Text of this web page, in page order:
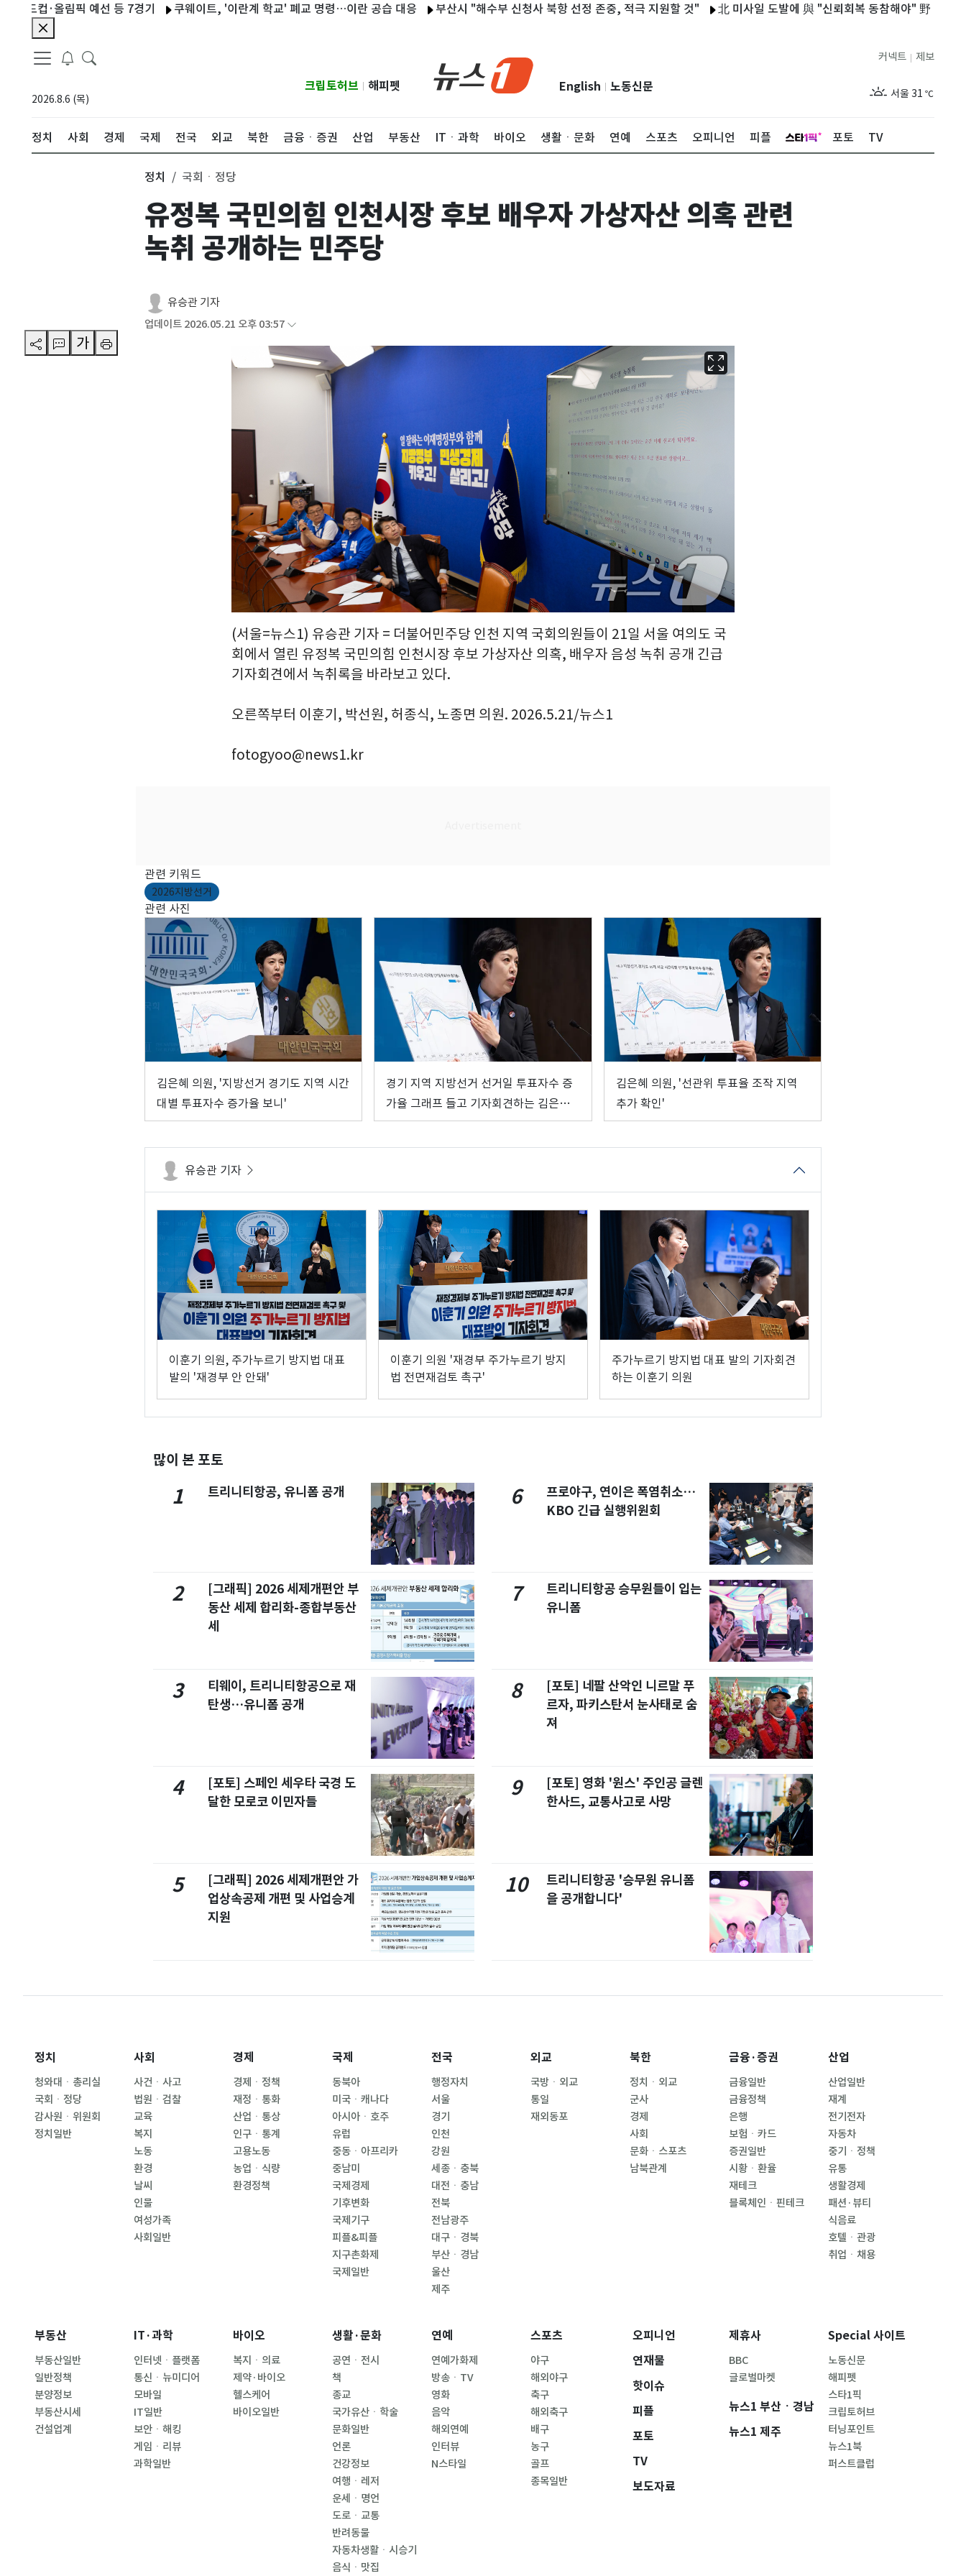
올림픽 예선 등 7경기 쿠웨이트, '이란계 학교' 폐교 명령…이란 공습 대응 부산시 "해수부 신청사 북항 선정 존중, 적극 지원할 것" 北 미사일 도발에 與 "신뢰회복 동참해야" 野 "정부 굴종태
2026.8.6 (목)
크립토허브 해피펫 English 노동신문
제보
커넥트
서울 31 ℃
정치 사회 경제 국제 전국 외교 북한 금융ㆍ증권 산업 부동산 ITㆍ과학 바이오 생활ㆍ문화 연예 스포츠 오피니언 피플 포토 TV
가
정치 국회ㆍ정당
유정복 국민의힘 인천시장 후보 배우자 가상자산 의혹 관련
녹취 공개하는 민주당
유승관 기자
업데이트 2026.05.21 오후 03:57
(서울=뉴스1) 유승관 기자 = 더불어민주당 인천 지역 국회의원들이 21일 서울 여의도 국
회에서 열린 유정복 국민의힘 인천시장 후보 가상자산 의혹, 배우자 음성 녹취 공개 긴급
기자회견에서 녹취록을 바라보고 있다.
오른쪽부터 이훈기, 박선원, 허종식, 노종면 의원. 2026.5.21/뉴스1
fotogyoo@news1.kr
관련 키워드
2026지방선거
관련 사진
김은혜 의원, '지방선거 경기도 지역 시간
대별 투표자수 증가율 보니'
경기 지역 지방선거 선거일 투표자수 증
가율 그래프 들고 기자회견하는 김은혜
의원
김은혜 의원, '선관위 투표율 조작 지역
추가 확인'
유승관 기자
이훈기 의원, 주가누르기 방지법 대표
발의 '재경부 안 안돼'
이훈기 의원 '재경부 주가누르기 방지
법 전면재검토 촉구'
주가누르기 방지법 대표 발의 기자회견
하는 이훈기 의원
많이 본 포토
1 트리니티항공, 유니폼 공개
2
[그래픽] 2026 세제개편안 부
동산 세제 합리화-종합부동산
세
3
티웨이, 트리니티항공으로 재
탄생…유니폼 공개
4
[포토] 스페인 세우타 국경 도
달한 모로코 이민자들
5
[그래픽] 2026 세제개편안 가
업상속공제 개편 및 사업승계
지원
6
프로야구, 연이은 폭염취소…
KBO 긴급 실행위원회
7
트리니티항공 승무원들이 입는
유니폼
8
[포토] 네팔 산악인 니르말 푸
르자, 파키스탄서 눈사태로 숨
져
9
[포토] 영화 '원스' 주인공 글렌
한사드, 교통사고로 사망
10
트리니티항공 '승무원 유니폼
을 공개합니다'
정치
청와대ㆍ총리실
국회ㆍ정당
감사원ㆍ위원회
정치일반
사회
사건ㆍ사고
법원ㆍ검찰
교육
복지
노동
환경
날씨
인물
여성가족
사회일반
경제
경제ㆍ정책
재정ㆍ통화
산업ㆍ통상
인구ㆍ통계
고용노동
농업ㆍ식량
환경정책
국제
동북아
미국ㆍ캐나다
아시아ㆍ호주
유럽
중동ㆍ아프리카
중남미
국제경제
기후변화
국제기구
피플&피플
지구촌화제
국제일반
전국
행정자치
서울
경기
인천
강원
세종ㆍ충북
대전ㆍ충남
전북
전남광주
대구ㆍ경북
부산ㆍ경남
울산
제주
외교
국방ㆍ외교
통일
재외동포
북한
정치ㆍ외교
군사
경제
사회
문화ㆍ스포츠
남북관계
금융·증권
금융일반
금융정책
은행
보험ㆍ카드
증권일반
시황ㆍ환율
재테크
블록체인ㆍ핀테크
산업
산업일반
재계
전기전자
자동차
중기ㆍ정책
유통
생활경제
패션·뷰티
식음료
호텔ㆍ관광
취업ㆍ채용
부동산
부동산일반
일반정책
분양정보
부동산시세
건설업계
IT·과학
인터넷ㆍ플랫폼
통신ㆍ뉴미디어
모바일
IT일반
보안ㆍ해킹
게임ㆍ리뷰
과학일반
바이오
복지ㆍ의료
제약·바이오
헬스케어
바이오일반
생활·문화
공연ㆍ전시
책
종교
국가유산ㆍ학술
문화일반
언론
건강정보
여행ㆍ레저
운세ㆍ명언
도로ㆍ교통
반려동물
자동차생활ㆍ시승기
음식ㆍ맛집
연예
연예가화제
방송ㆍTV
영화
음악
해외연예
인터뷰
N스타일
스포츠
야구
해외야구
축구
해외축구
배구
농구
골프
종목일반
오피니언
연재물
핫이슈
피플
포토
TV
보도자료
제휴사
BBC
글로벌마켓
뉴스1 부산ㆍ경남
뉴스1 제주
Special 사이트
노동신문
해피펫
스타1픽
크립토허브
터닝포인트
뉴스1북
퍼스트클럽